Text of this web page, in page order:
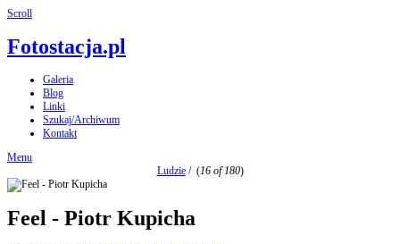
Scroll
Fotostacja.pl
Galeria
Blog
Linki
Szukaj/Archiwum
Kontakt
Menu
Ludzie/ (16 of 180)
Feel - Piotr Kupicha